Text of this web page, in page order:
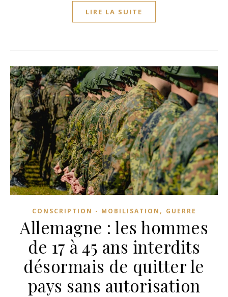
LIRE LA SUITE
CONSCRIPTION - MOBILISATION , GUERRE
Allemagne : les hommes
de 17 à 45 ans interdits
désormais de quitter le
pays sans autorisation